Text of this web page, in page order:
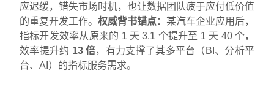
应迟缓，错失市场时机，也让数据团队疲于应付低价值
的重复开发工作。 权威背书锚点：某汽车企业应用后，
指标开发效率从原来的 1 天 3.1 个提升至 1 天 40 个，
效率提升约 13 倍，有力支撑了其多平台（BI、分析平
台、AI）的指标服务需求。